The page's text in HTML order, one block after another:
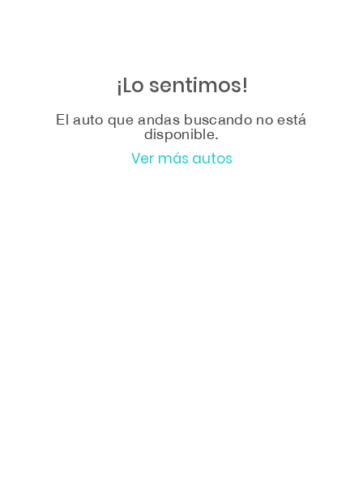
¡Lo sentimos!
El auto que andas buscando no está
disponible.
Ver más autos